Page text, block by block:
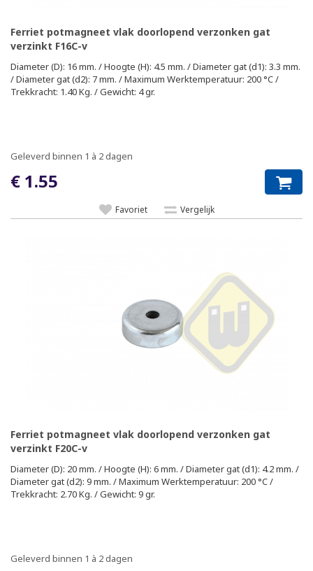
Ferriet potmagneet vlak doorlopend verzonken gat
verzinkt F16C-v
Diameter (D): 16 mm. / Hoogte (H): 4.5 mm. / Diameter gat (d1): 3.3 mm.
/ Diameter gat (d2): 7 mm. / Maximum Werktemperatuur: 200 °C /
Trekkracht: 1.40 Kg. / Gewicht: 4 gr.
Geleverd binnen 1 à 2 dagen
€ 1.55
Favoriet Vergelijk
Ferriet potmagneet vlak doorlopend verzonken gat
verzinkt F20C-v
Diameter (D): 20 mm. / Hoogte (H): 6 mm. / Diameter gat (d1): 4.2 mm. /
Diameter gat (d2): 9 mm. / Maximum Werktemperatuur: 200 °C /
Trekkracht: 2.70 Kg. / Gewicht: 9 gr.
Geleverd binnen 1 à 2 dagen